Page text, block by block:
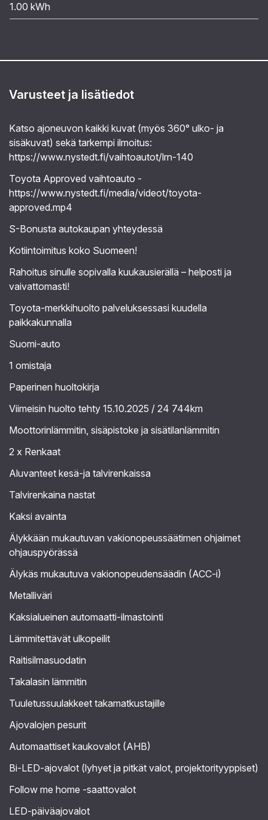
1.00 kWh
Varusteet ja lisätiedot
Katso ajoneuvon kaikki kuvat (myös 360° ulko- ja
sisäkuvat) sekä tarkempi ilmoitus:
https://www.nystedt.fi/vaihtoautot/lrn-140
Toyota Approved vaihtoauto -
https://www.nystedt.fi/media/videot/toyota-
approved.mp4
S-Bonusta autokaupan yhteydessä
Kotiintoimitus koko Suomeen!
Rahoitus sinulle sopivalla kuukausierällä – helposti ja
vaivattomasti!
Toyota-merkkihuolto palveluksessasi kuudella
paikkakunnalla
Suomi-auto
1 omistaja
Paperinen huoltokirja
Viimeisin huolto tehty 15.10.2025 / 24 744km
Moottorinlämmitin, sisäpistoke ja sisätilanlämmitin
2 x Renkaat
Aluvanteet kesä-ja talvirenkaissa
Talvirenkaina nastat
Kaksi avainta
Älykkään mukautuvan vakionopeussäätimen ohjaimet
ohjauspyörässä
Älykäs mukautuva vakionopeudensäädin (ACC-i)
Metalliväri
Kaksialueinen automaatti-ilmastointi
Lämmitettävät ulkopeilit
Raitisilmasuodatin
Takalasin lämmitin
Tuuletussuulakkeet takamatkustajille
Ajovalojen pesurit
Automaattiset kaukovalot (AHB)
Bi-LED-ajovalot (lyhyet ja pitkät valot, projektorityyppiset)
Follow me home -saattovalot
LED-päiväajovalot